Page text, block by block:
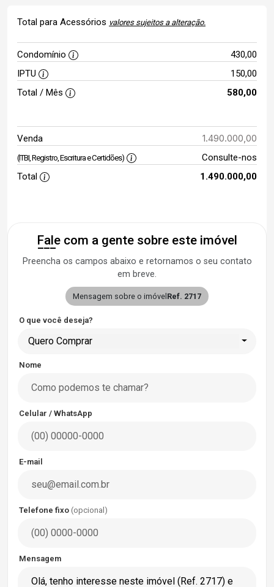
Total para Acessórios valores sujeitos a alteração.
Condomínio
430,00
IPTU
150,00
Total / Mês
580,00
Venda 1.490.000,00
(ITBI, Registro, Escritura e Certidões)
Consulte-nos
Total
1.490.000,00
Fale com a gente sobre este imóvel
Preencha os campos abaixo e retornamos o seu contato
em breve.
Mensagem sobre o imóvelRef. 2717
O que você deseja?
Quero Comprar
Nome
Celular / WhatsApp
E-mail
Telefone fixo (opcional)
Mensagem